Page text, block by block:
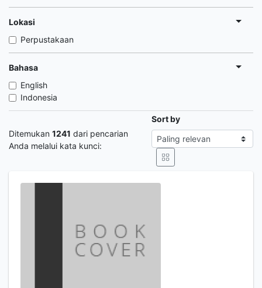
Lokasi
Perpustakaan
Bahasa
English
Indonesia
Ditemukan 1241 dari pencarian
Anda melalui kata kunci:
Sort by